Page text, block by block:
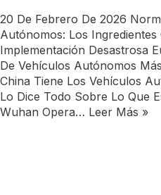
20 De Febrero De 2026
Autónomos: Los
Implementación Desastrosa
De Vehículos Autónomos
China Tiene Los Vehículos
Lo Dice Todo Sobre Lo Que
Wuhan Opera… Leer Más »